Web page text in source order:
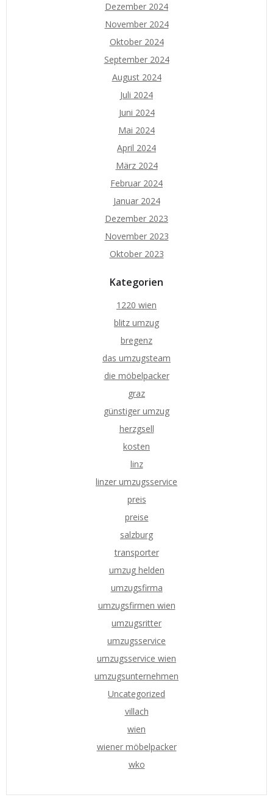
Dezember 2024
November 2024
Oktober 2024
September 2024
August 2024
Juli 2024
Juni 2024
Mai 2024
April 2024
März 2024
Februar 2024
Januar 2024
Dezember 2023
November 2023
Oktober 2023
Kategorien
1220 wien
blitz umzug
bregenz
das umzugsteam
die möbelpacker
graz
günstiger umzug
herzgsell
kosten
linz
linzer umzugsservice
preis
preise
salzburg
transporter
umzug helden
umzugsfirma
umzugsfirmen wien
umzugsritter
umzugsservice
umzugsservice wien
umzugsunternehmen
Uncategorized
villach
wien
wiener möbelpacker
wko